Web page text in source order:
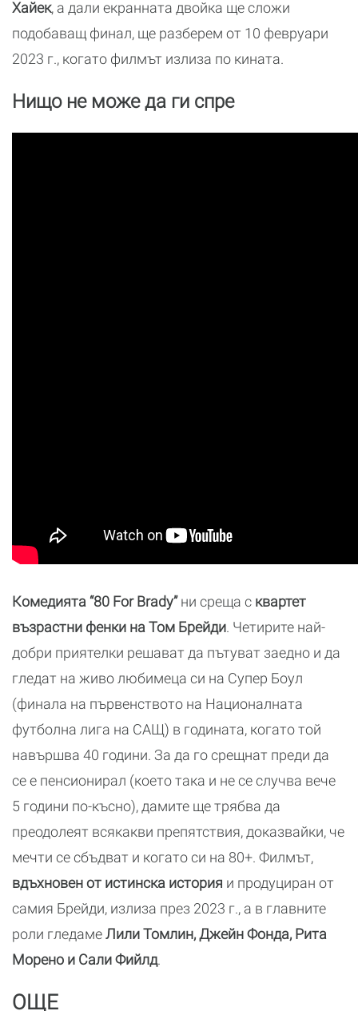
Хайек, а дали екранната двойка ще сложи
подобаващ финал, ще разберем от 10 февруари
2023 г., когато филмът излиза по кината.
Нищо не може да ги спре
Комедията “80 For Brady”ни среща с квартет
възрастни фенки на Том Брейди. Четирите най-
добри приятелки решават да пътуват заедно и да
гледат на живо любимеца си на Супер Боул
(финала на първенството на Националната
футболна лига на САЩ) в годината, когато той
навършва 40 години. За да го срещнат преди да
се е пенсионирал (което така и не се случва вече
5 години по-късно), дамите ще трябва да
преодолеят всякакви препятствия, доказвайки, че
мечти се сбъдват и когато си на 80+. Филмът,
вдъхновен от истинска история и продуциран от
самия Брейди, излиза през 2023 г., а в главните
роли гледамеЛили Томлин, Джейн Фонда, Рита
Морено и Сали Фийлд.
ОЩЕ